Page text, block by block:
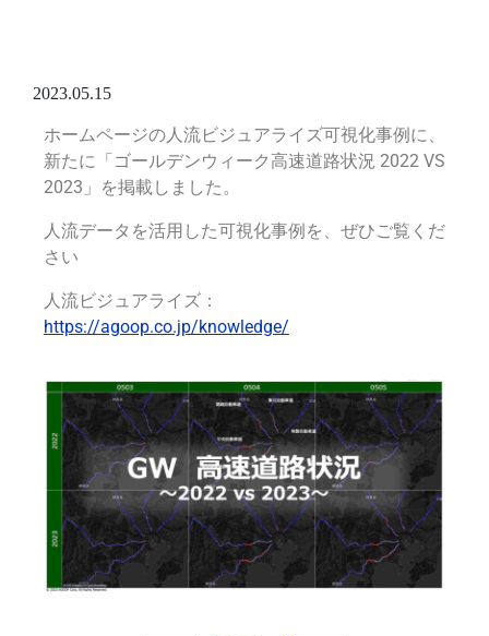
2023.05.15
ホームページの人流ビジュアライズ可視化事例に、
新たに「ゴールデンウィーク高速道路状況 2022 VS
2023」を掲載しました。
人流データを活用した可視化事例を、ぜひご覧くだ
さい
人流ビジュアライズ：
https://agoop.co.jp/knowledge/